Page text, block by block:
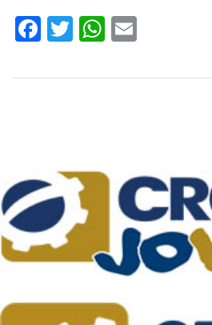
Facebook
TwitterWhatsApp